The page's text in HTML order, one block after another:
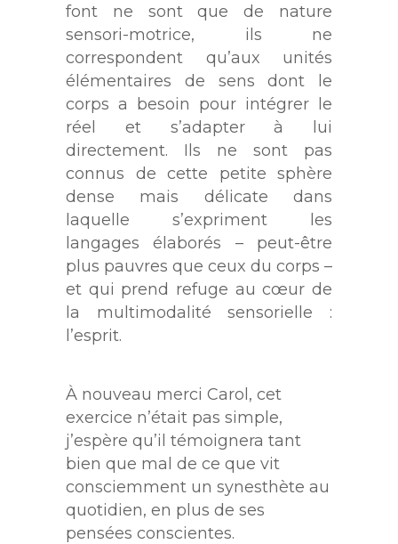
font ne sont que de nature
sensori-motrice, ils ne
correspondent qu’aux unités
élémentaires de sens dont le
corps a besoin pour intégrer le
réel et s’adapter à lui
directement. Ils ne sont pas
connus de cette petite sphère
dense mais délicate dans
laquelle s’expriment les
langages élaborés – peut-être
plus pauvres que ceux du corps –
et qui prend refuge au cœur de
la multimodalité sensorielle :
l’esprit.
À nouveau merci Carol, cet
exercice n’était pas simple,
j’espère qu’il témoignera tant
bien que mal de ce que vit
consciemment un synesthète au
quotidien, en plus de ses
pensées conscientes.